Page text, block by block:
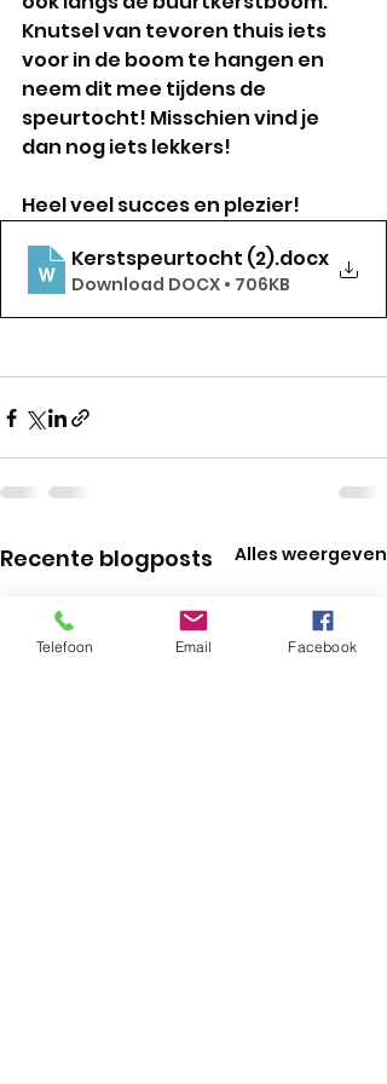
Knutsel van tevoren thuis iets
voor in de boom te hangen en
neem dit mee tijdens de
speurtocht! Misschien vind je
dan nog iets lekkers!
Heel veel succes en plezier!
Kerstspeurtocht (2).docx
Download DOCX • 706KB
Recente blogposts Alles weergeven
Telefoon Email Facebook